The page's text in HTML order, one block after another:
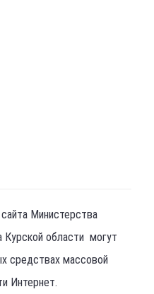
Министерства
Курской области могут
средствах массовой
Интернет.